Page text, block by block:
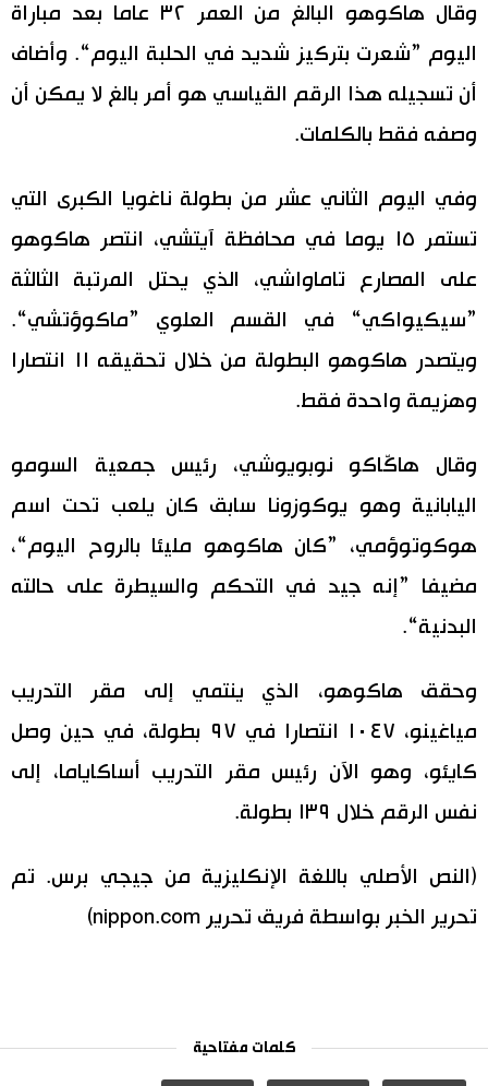
وقال هاكوهو البالغ من العمر ٣٢ عاما بعد مباراة
اليوم ”شعرت بتركيز شديد في الحلبة اليوم“. وأضاف
أن تسجيله هذا الرقم القياسي هو أمر بالغ لا يمكن أن
وصفه فقط بالكلمات.
وفي اليوم الثاني عشر من بطولة ناغويا الكبرى التي
تستمر ١٥ يوما في محافظة آيتشي، انتصر هاكوهو
على المصارع تاماواشي، الذي يحتل المرتبة الثالثة
”سيكيواكي“ في القسم العلوي ”ماكوؤتشي“.
ويتصدر هاكوهو البطولة من خلال تحقيقه ١١ انتصارا
وهزيمة واحدة فقط.
وقال هاكّاكو نوبويوشي، رئيس جمعية السومو
اليابانية وهو يوكوزونا سابق كان يلعب تحت اسم
هوكوتوؤمي، ”كان هاكوهو مليئا بالروح اليوم“،
مضيفا ”إنه جيد في التحكم والسيطرة على حالته
البدنية“.
وحقق هاكوهو، الذي ينتمي إلى مقر التدريب
مياغينو، ١٠٤٧ انتصارا في ٩٧ بطولة، في حين وصل
كايئو، وهو الآن رئيس مقر التدريب أساكاياما، إلى
نفس الرقم خلال ١٣٩ بطولة.
(النص الأصلي باللغة الإنكليزية من جيجي برس. تم
تحرير الخبر بواسطة فريق تحرير nippon.com)
كلمات مفتاحية